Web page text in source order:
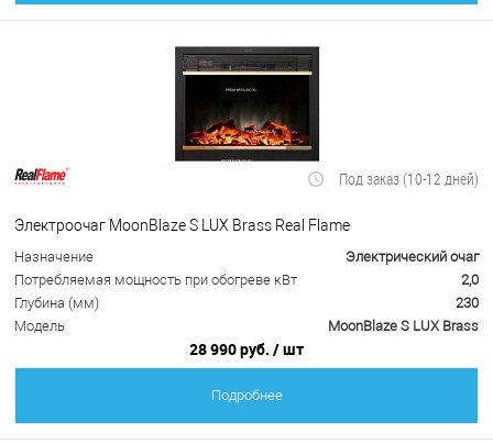
Под заказ (10-12 дней)
Электроочаг MoonBlaze S LUX Brass Real Flame
Назначение
Электрический очаг
Потребляемая мощность при обогреве кВт
2,0
Глубина (мм)
230
Модель
MoonBlaze S LUX Brass
28 990 руб. / шт
Подробнее